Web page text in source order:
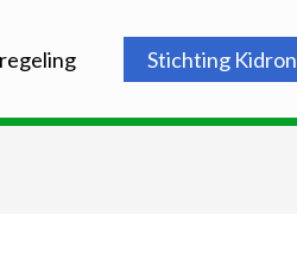
Stichting Kidron